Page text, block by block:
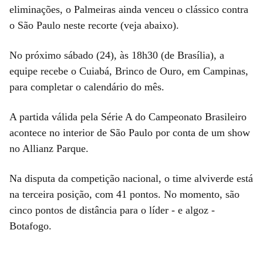
eliminações, o Palmeiras ainda venceu o clássico contra
o São Paulo neste recorte (veja abaixo).
No próximo sábado (24), às 18h30 (de Brasília), a
equipe recebe o Cuiabá, Brinco de Ouro, em Campinas,
para completar o calendário do mês.
A partida válida pela Série A do Campeonato Brasileiro
acontece no interior de São Paulo por conta de um show
no Allianz Parque.
Na disputa da competição nacional, o time alviverde está
na terceira posição, com 41 pontos. No momento, são
cinco pontos de distância para o líder - e algoz -
Botafogo.